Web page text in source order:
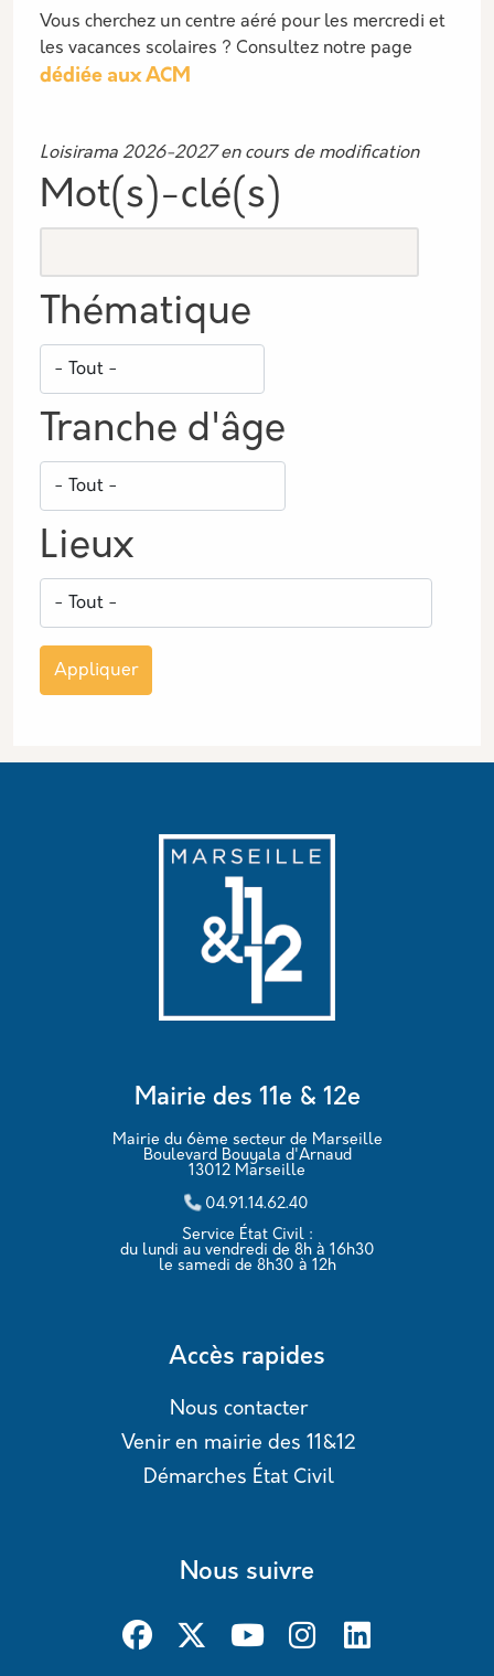
Vous cherchez un centre aéré pour les mercredi et
les vacances scolaires ? Consultez notre page
dédiée aux ACM
Loisirama 2026-2027 en cours de modification
Mot(s)-clé(s)
Thématique
Tranche d'âge
Lieux
Appliquer
Mairie des 11e & 12e
Mairie du 6ème secteur de Marseille
Boulevard Bouyala d'Arnaud
13012 Marseille
04.91.14.62.40
Service État Civil :
du lundi au vendredi de 8h à 16h30
le samedi de 8h30 à 12h
Accès rapides
Nous contacter
Venir en mairie des 11&12
Démarches État Civil
Nous suivre